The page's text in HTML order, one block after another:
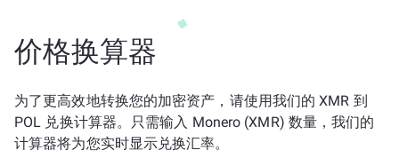
价格换算器
为了更高效地转换您的加密资产，请使用我们的 XMR 到
POL 兑换计算器。只需输入 Monero (XMR) 数量，我们的
计算器将为您实时显示兑换汇率。